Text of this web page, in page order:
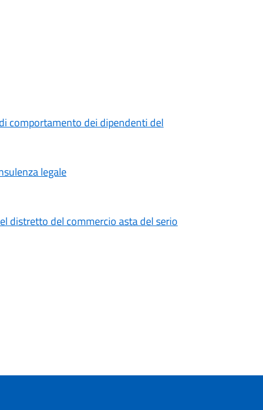
comportamento dei dipendenti del
legale
distretto del commercio asta del serio